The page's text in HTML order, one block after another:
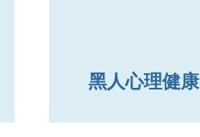
黑人心理健康